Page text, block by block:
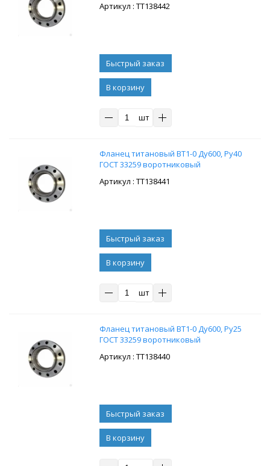
: ТТ138442
В корзину
шт
Фланец титановый ВТ1-0 Ду600, Ру40
ГОСТ 33259 воротниковый
: ТТ138441
В корзину
шт
Фланец титановый ВТ1-0 Ду600, Ру25
ГОСТ 33259 воротниковый
: ТТ138440
В корзину